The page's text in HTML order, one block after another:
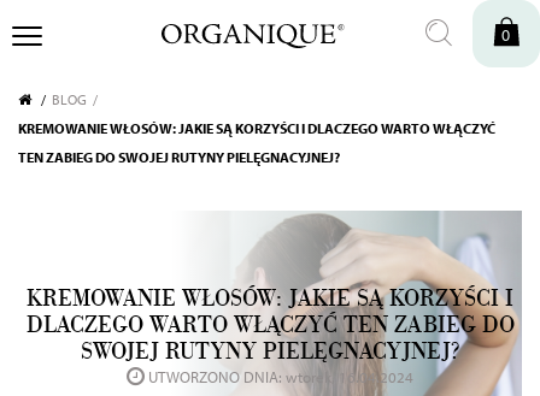
0
BLOG
KREMOWANIE WŁOSÓW: JAKIE SĄ KORZYŚCI I DLACZEGO WARTO WŁĄCZYĆ
TEN ZABIEG DO SWOJEJ RUTYNY PIELĘGNACYJNEJ?
KREMOWANIE WŁOSÓW: JAKIE SĄ KORZYŚCI I
DLACZEGO WARTO WŁĄCZYĆ TEN ZABIEG DO
SWOJEJ RUTYNY PIELĘGNACYJNEJ?
UTWORZONO DNIA: wtorek, 16.04.2024